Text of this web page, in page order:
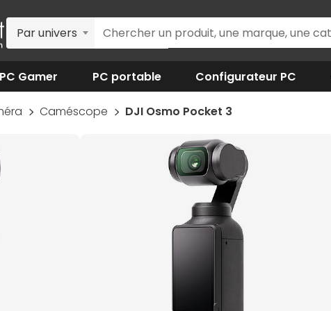
Par univers
PC Gamer PC portable Configurateur PC
Caméscope DJI Osmo Pocket 3